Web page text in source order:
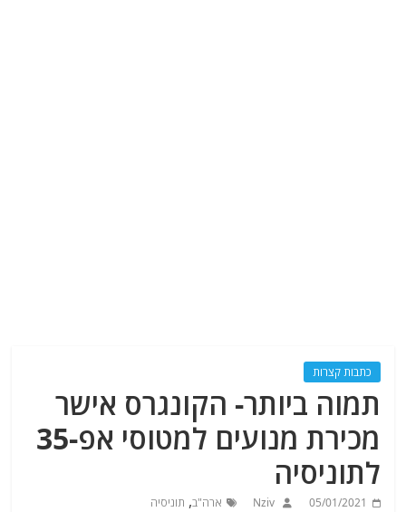
כתבות קצרות
תמוה ביותר- הקונגרס אישר
מכירת מנועים למטוסי אפ-35
לתוניסיה
05/01/2021
Nziv ארה"ב, תוניסיה